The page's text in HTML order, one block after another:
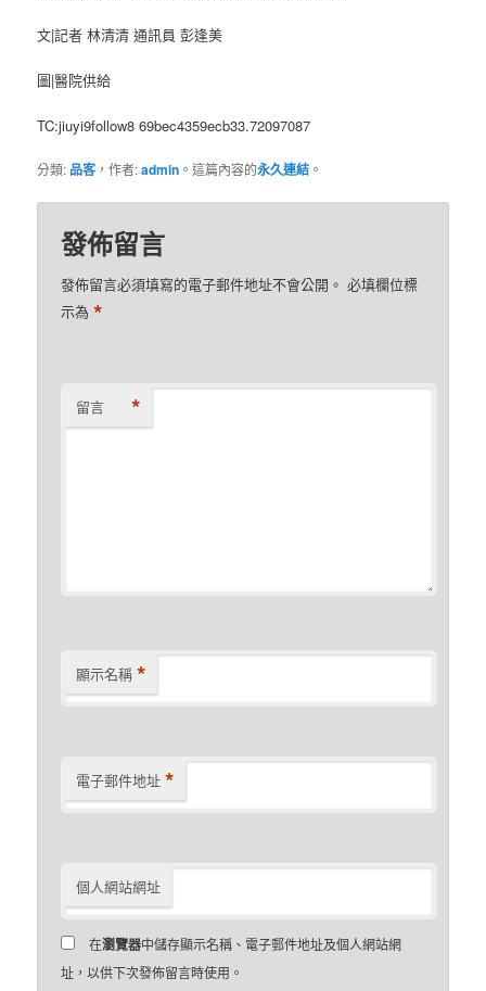
文|記者 林清清 通訊員 彭逢美
圖|醫院供給
TC:jiuyi9follow8 69bec4359ecb33.72097087
分類: 品客 ，作者:admin 。這篇內容的永久連結 。
發佈留言
發佈留言必須填寫的電子郵件地址不會公開。 必填欄位標
示為*
留言 *
顯示名稱 *
電子郵件地址 *
個人網站網址
在瀏覽器中儲存顯示名稱、電子郵件地址及個人網站網
址，以供下次發佈留言時使用。